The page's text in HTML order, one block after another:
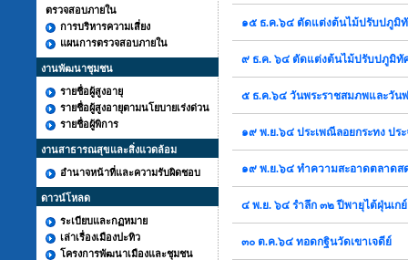
ตรวจสอบภายใน
การบริหารความเสี่ยง
แผนการตรวจสอบภายใน
งานพัฒนาชุมชน
รายชื่อผู้สูงอายุ
รายชื่อผู้สูงอายุตามนโยบายเร่งด่วน
รายชื่อผู้พิการ
งานสาธารณสุขและสิ่งแวดล้อม
อำนาจหน้าที่และความรับผิดชอบ
ดาวน์โหลด
ระเบียบและกฏหมาย
เล่าเรื่องเมืองปะทิว
โครงการพัฒนาเมืองและชุมชน
๑๕ ธ.ค.๖๔ ตัดแต่งต้นไม้ปรับปภูมิ
๙ ธ.ค. ๖๔ ตัดแต่งต้นไม้ปรับปภูมิ
๕ ธ.ค.๖๔ วันพระราชสมภพและวัน
๑๙ พ.ย.๖๔ ประเพณีลอยกระทง ป
๑๙ พ.ย.๖๔ ทำความสะอาดตลาดส
๔ พ.ย. ๖๔ รำลึก ๓๒ ปีพายุไต้ฝุ่นเก
๓๐ ต.ค.๖๔ ทอดกฐินวัดเขาเจดีย์